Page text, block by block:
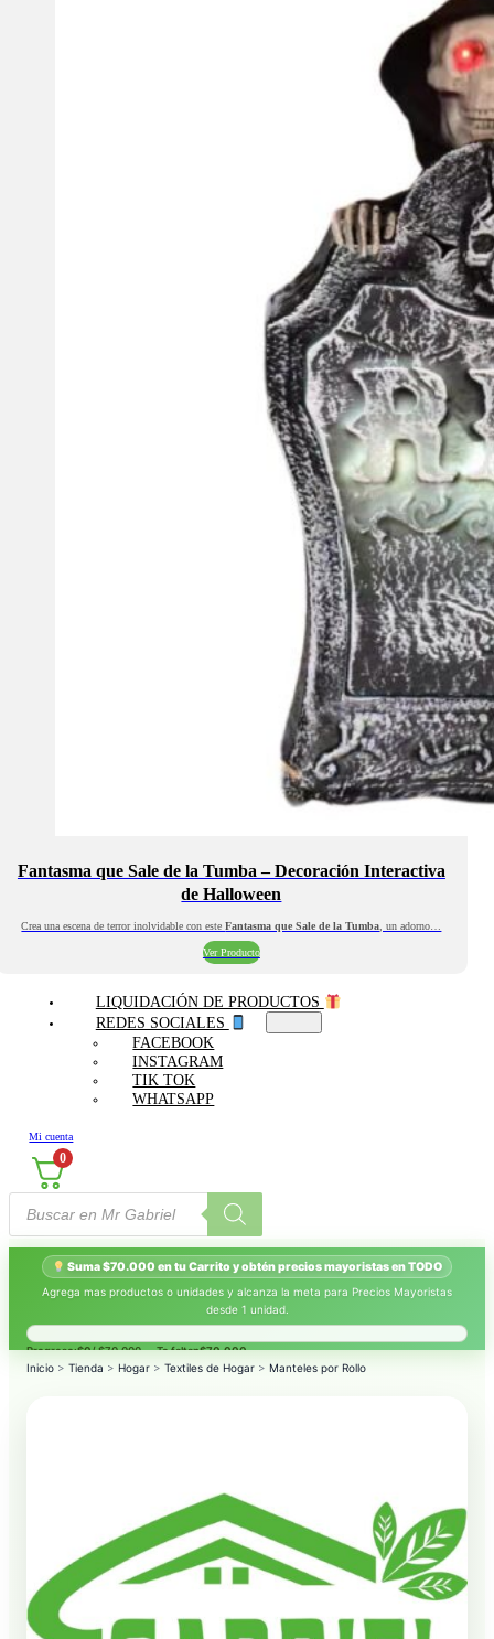
Fantasma que Sale de la Tumba – Decoración Interactiva
de Halloween
Crea una escena de terror inolvidable con esteFantasma que Sale de la Tumba, un adorno…
Ver Producto
LIQUIDACIÓN DE PRODUCTOS
REDES SOCIALES
FACEBOOK
INSTAGRAM
TIK TOK
WHATSAPP
Mi cuenta
0
Búsqueda
productos
Suma $70.000 en tu Carrito y obtén precios mayoristas en TODO
Agrega mas productos o unidades y alcanza la meta para Precios Mayoristas
desde 1 unidad.
Progreso:$0/ $70.000 — Te faltan$70.000.
Inicio > Tienda > Hogar > Textiles de Hogar > Manteles por Rollo